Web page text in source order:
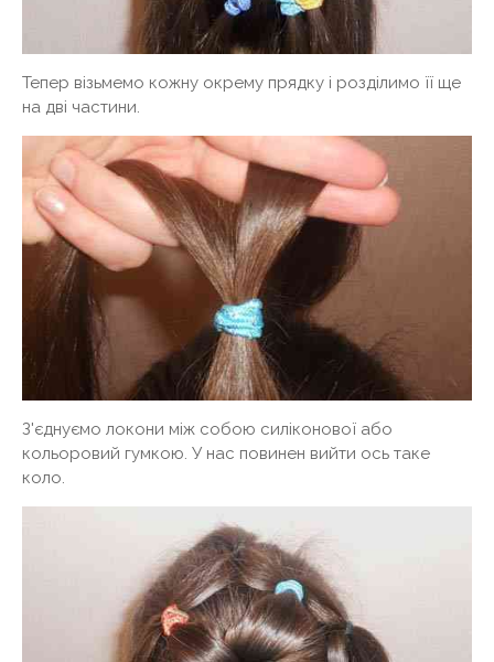
Тепер візьмемо кожну окрему прядку і розділимо її ще
на дві частини.
З'єднуємо локони між собою силіконової або
кольоровий гумкою. У нас повинен вийти ось таке
коло.